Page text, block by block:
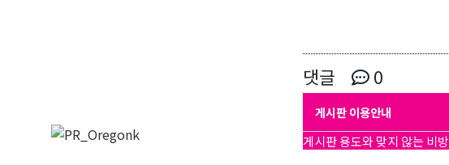
댓글 0
게시판 이용안내
게시판 용도와 맞지 않는 비